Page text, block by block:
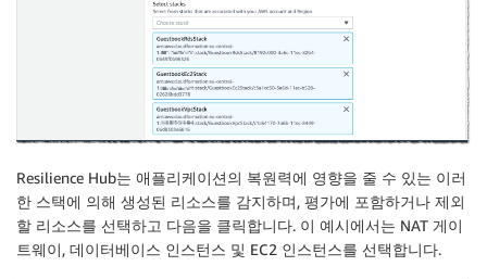
Resilience Hub는 애플리케이션의 복원력에 영향을 줄 수 있는 이러
한 스택에 의해 생성된 리소스를 감지하며, 평가에 포함하거나 제외
할 리소스를 선택하고 다음을 클릭합니다. 이 예시에서는 NAT 게이
트웨이, 데이터베이스 인스턴스 및 EC2 인스턴스를 선택합니다.